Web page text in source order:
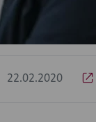
22.02.2020